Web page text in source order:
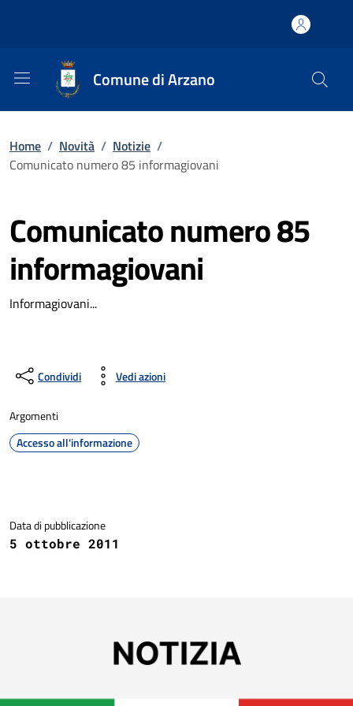
Comune di Arzano
Home / Novità / Notizie /
Comunicato numero 85 informagiovani
Comunicato numero 85
informagiovani
Informagiovani...
Condividi Vedi azioni
Argomenti
Accesso all'informazione
Data di pubblicazione
5 ottobre 2011